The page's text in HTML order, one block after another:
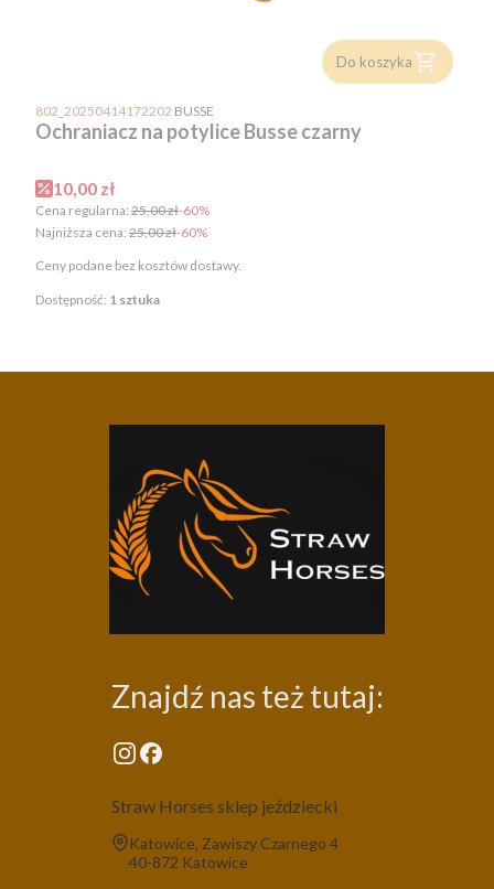
Do koszyka
802_20250414172202 PRODUCENT
BUSSE
Ochraniacz na potylice Busse czarny
Cena promocyjna
10,00 zł
Cena regularna: 25,00 zł-60%
Najniższa cena: 25,00 zł-60%
Ceny podane bez kosztów dostawy.
Dostępność: 1 sztuka
Znajdź nas też tutaj:
Straw Horses sklep jeździecki
Adres:
Katowice, Zawiszy Czarnego 4
40-872 Katowice